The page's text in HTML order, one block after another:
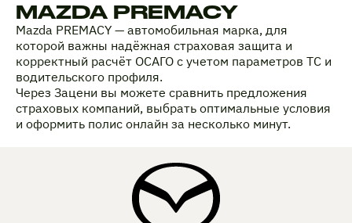
MAZDA PREMACY
Mazda PREMACY — автомобильная марка, для
которой важны надёжная страховая защита и
корректный расчёт ОСАГО с учетом параметров ТС и
водительского профиля.
Через Зацени вы можете сравнить предложения
страховых компаний, выбрать оптимальные условия
и оформить полис онлайн за несколько минут.